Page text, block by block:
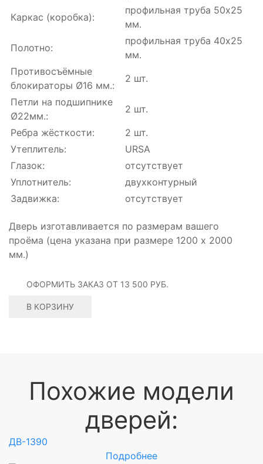
Каркас (коробка):
профильная труба 50х25
мм.
Полотно:
профильная труба 40х25
мм.
Противосъёмные
блокираторы Ø16 мм.:
2 шт.
Петли на подшипнике
Ø22мм.:
2 шт.
Ребра жёсткости:
2 шт.
Утеплитель:
URSA
Глазок:
отсутствует
Уплотнитель:
двухконтурный
Задвижка:
отсутствует
Дверь изготавливается по размерам вашего
проёма (цена указана при размере 1200 х 2000
мм.)
ОФОРМИТЬ ЗАКАЗ ОТ 13 500 РУБ.
В КОРЗИНУ
Похожие модели
дверей: